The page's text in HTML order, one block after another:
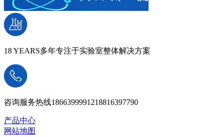
18 YEARS多年专注于实验室整体解决方案
咨询服务热线1866399991218816397790
产品中心
网站地图